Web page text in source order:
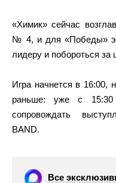
«Химик» сейчас
№ 4, и для «Победы»
лидеру и побороться за
Игра начнется в 16:00,
раньше: уже с 15:30
сопровождать
BAND.
Все